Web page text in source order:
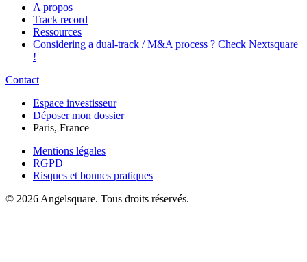
A propos
Track record
Ressources
Considering a dual-track / M&A process ? Check Nextsquare
!
Contact
Espace investisseur
Déposer mon dossier
Paris, France
Mentions légales
RGPD
Risques et bonnes pratiques
© 2026 Angelsquare. Tous droits réservés.